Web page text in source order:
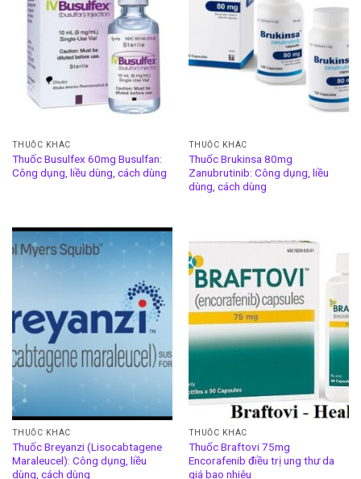
THUỐC KHÁC
Thuốc Busulfex 60mg Busulfan:
Công dụng, liều dùng, cách dùng
THUỐC KHÁC
Thuốc Brukinsa 80mg
Zanubrutinib: Công dụng, liều
dùng, cách dùng
THUỐC KHÁC
Thuốc Breyanzi (Lisocabtagene
Maraleucel): Công dụng, liều
dùng, cách dùng
THUỐC KHÁC
Thuốc Braftovi 75mg
Encorafenib điều trị ung thư da
giá bao nhiêu